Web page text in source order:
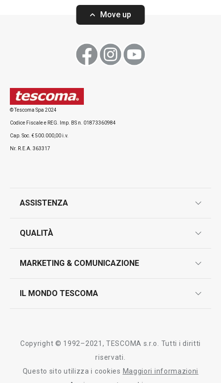
Tutti i prodotti della linea CONSTANT
Move up
© Tescoma Spa 2024
Codice Fiscale e REG. Imp. BS n. 01873360984
Cap. Soc. € 500.000,00 i.v.
Nr. R.E.A. 363317
ASSISTENZA
contatti
QUALITÀ
test sui prodotti
MARKETING & COMUNICAZIONE
IL MONDO TESCOMA
Tescoma nel mondo
Copyright © 1992–2021, TESCOMA s.r.o. Tutti i diritti
riservati.
Questo sito utilizza i cookies Maggiori informazioni